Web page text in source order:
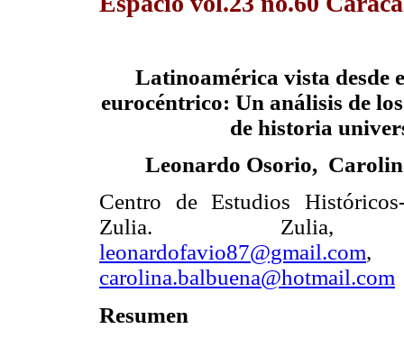
Latinoamérica vista desde
eurocéntrico: Un análisis de
de historia
Leonardo Osorio,
Centro de Estudios
Zulia. Zulia,
leonardofavio87@gmail.com,
carolina.balbuena@hotmail.com
Resumen